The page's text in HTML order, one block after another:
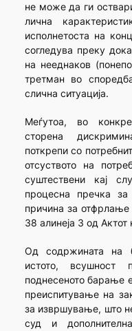
не може да ги
лична
исполнетоста на
согледува преку
на нееднаков
третман во
слична ситуација.
Меѓутоа, во
сторена
поткрепи со
отсуството на
суштествени кај
процесна пречка
причина за
38 алинеја 3 од Актот
Од содржината на
истото, всушност
поднесеното барање
преиспитување на
за извршување, што
суд и